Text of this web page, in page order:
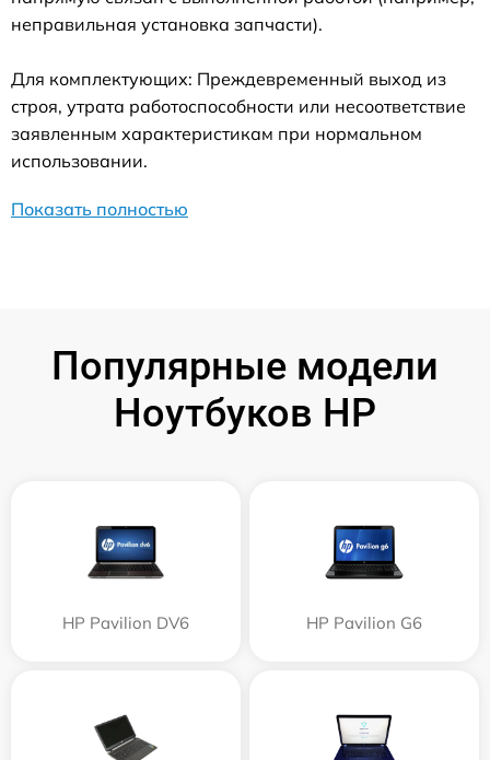
неправильная установка запчасти).
Для комплектующих: Преждевременный выход из
строя, утрата работоспособности или несоответствие
заявленным характеристикам при нормальном
использовании.
Показать полностью
Популярные модели
Ноутбуков HP
HP Pavilion DV6 HP Pavilion G6